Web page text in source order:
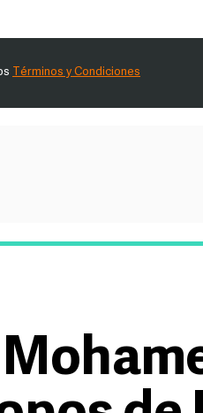
Términos y Condiciones